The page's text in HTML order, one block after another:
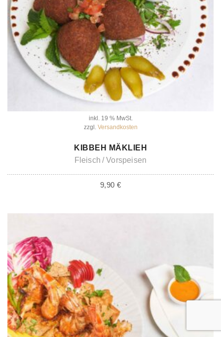
inkl. 19 % MwSt.
zzgl. Versandkosten
IN DEN WARENKORB
KIBBEH MÄKLIEH
Fleisch
Vorspeisen
9,90 €